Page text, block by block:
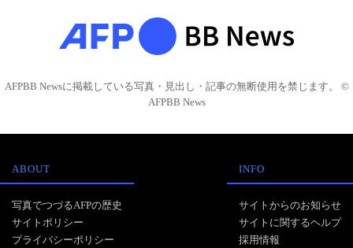
AFPBB Newsに掲載している写真・見出し・記事の無断使用を禁じます。 ©
AFPBB News
ABOUT
写真でつづるAFPの歴史
サイトポリシー
プライバシーポリシー
INFO
サイトからのお知らせ
サイトに関するヘルプ
採用情報